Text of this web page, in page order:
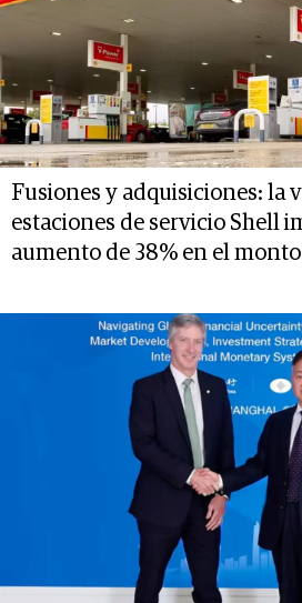
Fusiones y adquisiciones: la
estaciones de servicio Shell
aumento de 38% en el